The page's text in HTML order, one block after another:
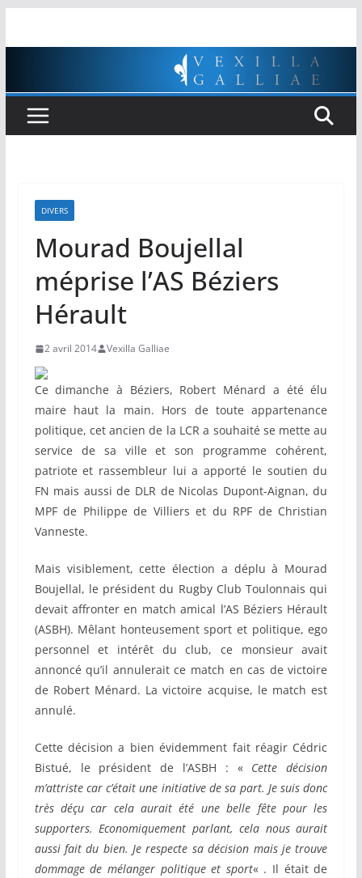
DIVERS
Mourad Boujellal
méprise l’AS Béziers
Hérault
2 avril 2014 Vexilla Galliae
Ce dimanche à Béziers, Robert Ménard a été élu
maire haut la main. Hors de toute appartenance
politique, cet ancien de la LCR a souhaité se mette au
service de sa ville et son programme cohérent,
patriote et rassembleur lui a apporté le soutien du
FN mais aussi de DLR de Nicolas Dupont-Aignan, du
MPF de Philippe de Villiers et du RPF de Christian
Vanneste.
Mais visiblement, cette élection a déplu à Mourad
Boujellal, le président du Rugby Club Toulonnais qui
devait affronter en match amical l’AS Béziers Hérault
(ASBH). Mêlant honteusement sport et politique, ego
personnel et intérêt du club, ce monsieur avait
annoncé qu’il annulerait ce match en cas de victoire
de Robert Ménard. La victoire acquise, le match est
annulé.
Cette décision a bien évidemment fait réagir Cédric
Bistué, le président de l’ASBH : « Cette décision
m’attriste car c’était une initiative de sa part. Je suis donc
très déçu car cela aurait été une belle fête pour les
supporters. Economiquement parlant, cela nous aurait
aussi fait du bien. Je respecte sa décision mais je trouve
dommage de mélanger politique et sport« . Il était de